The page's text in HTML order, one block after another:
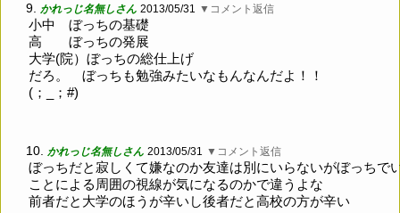
9. かれっじ名無しさん 2013/05/31 ▼コメント返信
小中 ぼっちの基礎
高 ぼっちの発展
大学(院）ぼっちの総仕上げ
だろ。 ぼっちも勉強みたいなもんなんだよ！！
(；_；#)
10. かれっじ名無しさん 2013/05/31 ▼コメント返信
ぼっちだと寂しくて嫌なのか友達は別にいらないがぼっちで
ことによる周囲の視線が気になるのかで違うよな
前者だと大学のほうが辛いし後者だと高校の方が辛い